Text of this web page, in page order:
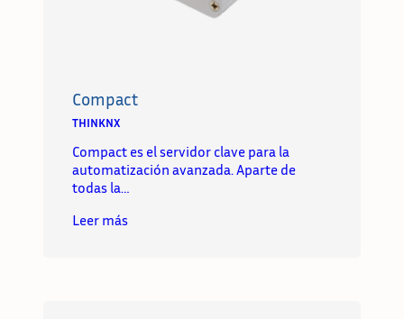
Compact
THINKNX
Compact es el servidor clave para la
automatización avanzada. Aparte de
todas la…
Leer más